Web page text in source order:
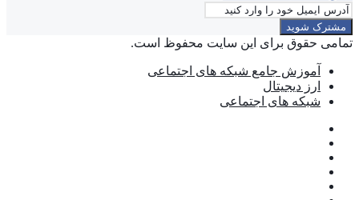
آدرس
ایمیل
خود
وارد
کنید
تمامی حقوق برای این سایت محفوظ است.
آموزش جامع شبکه های اجتماعی
ارز دیجیتال
شبکه های اجتماعی